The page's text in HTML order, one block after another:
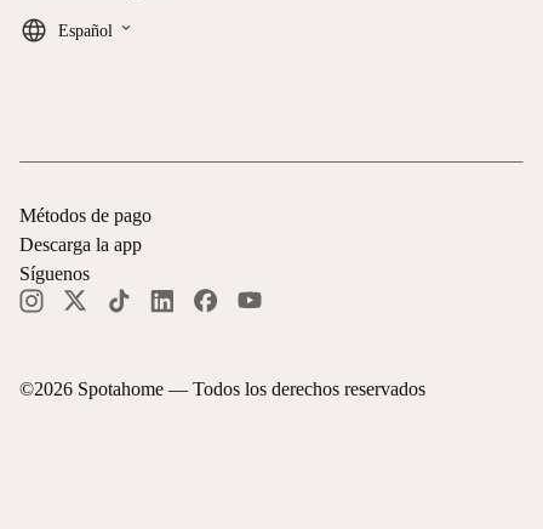
Español keyboard_arrow_down
©2026 Spotahome — Todos los derechos reservados
Métodos de pago
Descarga la app
Síguenos